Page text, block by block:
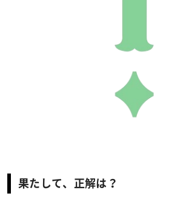
果たして、正解は？